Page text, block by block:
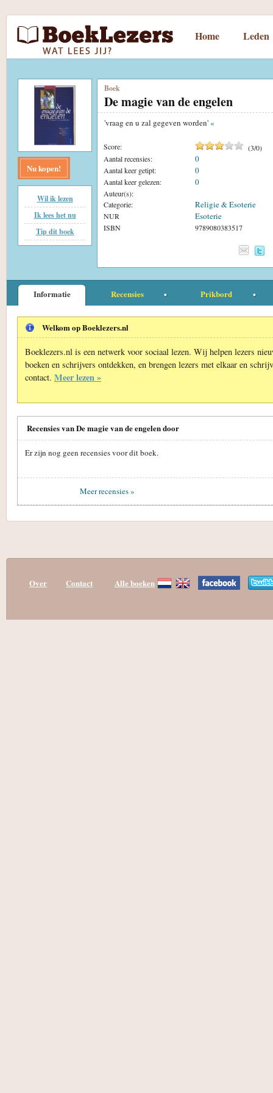
Home Leden
Nu kopen!
Wil ik lezen
Ik lees het nu
Tip dit boek
Boek
De magie van de engelen
'vraag en u zal gegeven worden' «
Score: (3/0)
Aantal recensies:
0
Aantal keer getipt: 0
Aantal keer gelezen: 0
Auteur(s):
Categorie:
Religie & Esoterie
NUR Esoterie
ISBN 9789080383517
Informatie Recensies Prikbord
Welkom op Boeklezers.nl
Boeklezers.nl is een netwerk voor sociaal lezen. Wij helpen lezers
boeken en schrijvers ontdekken, en brengen lezers met elkaar en
contact. Meer lezen »
Recensies van De magie van de engelen door
Er zijn nog geen recensies voor dit boek.
Meer recensies »
Over Contact Alle boeken